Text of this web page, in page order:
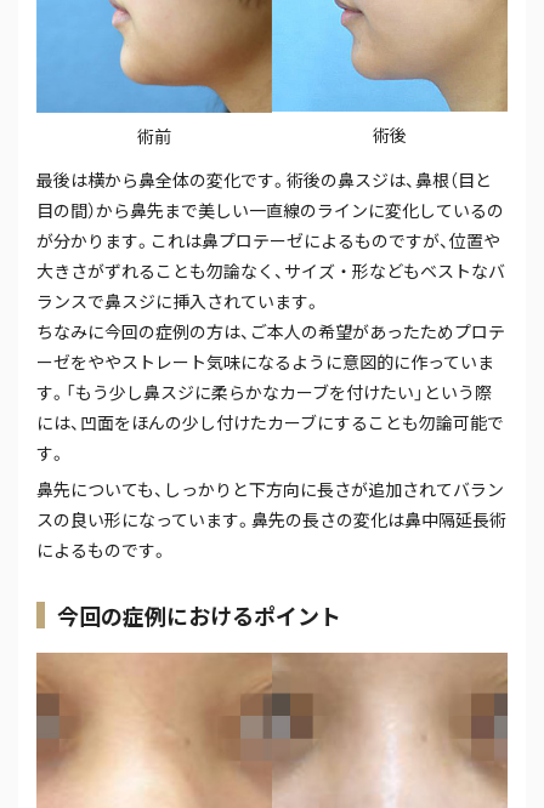
術前
術後
最後は横から鼻全体の変化です。術後の鼻スジは、鼻根（目と
目の間）から鼻先まで美しい一直線のラインに変化しているの
が分かります。これは鼻プロテーゼによるものですが、位置や
大きさがずれることも勿論なく、サイズ・形などもベストなバ
ランスで鼻スジに挿入されています。
ちなみに今回の症例の方は、ご本人の希望があったためプロテ
ーゼをややストレート気味になるように意図的に作っていま
す。「もう少し鼻スジに柔らかなカーブを付けたい」という際
には、凹面をほんの少し付けたカーブにすることも勿論可能で
す。
鼻先についても、しっかりと下方向に長さが追加されてバラン
スの良い形になっています。鼻先の長さの変化は鼻中隔延長術
によるものです。
今回の症例におけるポイント